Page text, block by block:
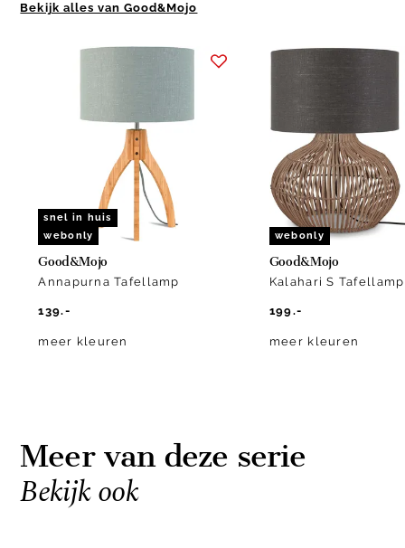
Bekijk alles van Good&Mojo
snel in huis
webonly
Good&Mojo
Annapurna Tafellamp
139.-
meer kleuren
webonly
Good&Mojo
Kalahari S Tafellamp
199.-
meer kleuren
Meer van deze serie
Bekijk ook